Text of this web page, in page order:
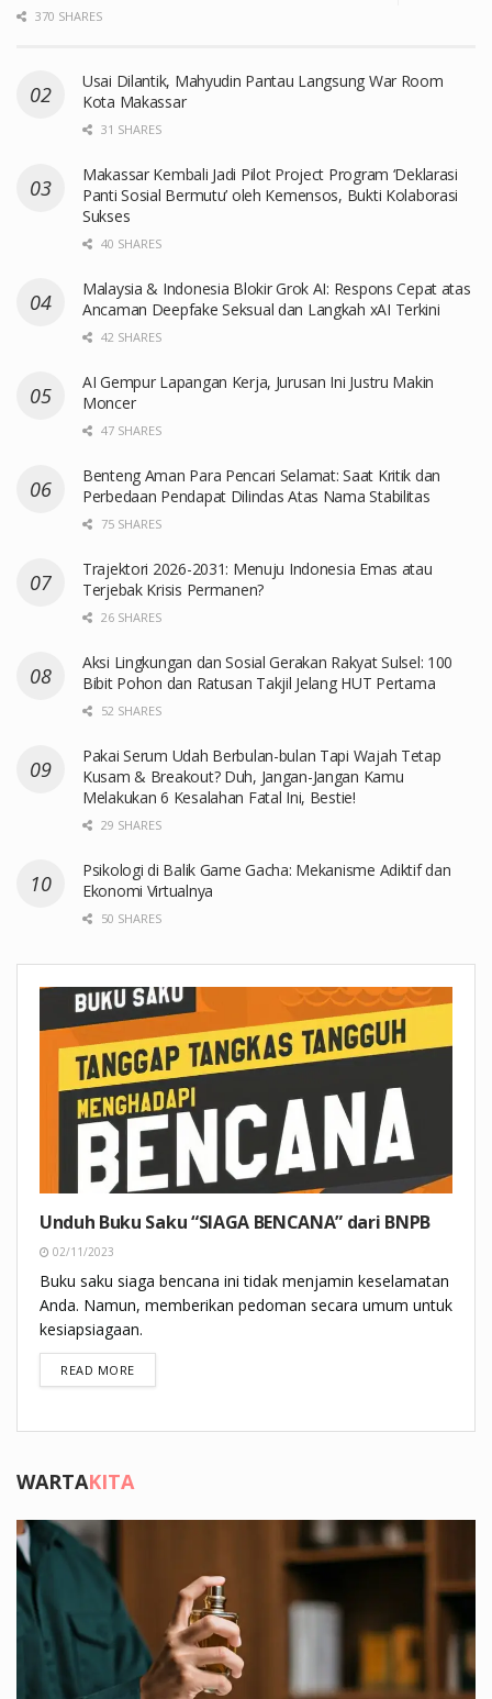
370 SHARES
Usai Dilantik, Mahyudin Pantau Langsung War Room
Kota Makassar
31 SHARES
Makassar Kembali Jadi Pilot Project Program ‘Deklarasi
Panti Sosial Bermutu’ oleh Kemensos, Bukti Kolaborasi
Sukses
40 SHARES
Malaysia & Indonesia Blokir Grok AI: Respons Cepat atas
Ancaman Deepfake Seksual dan Langkah xAI Terkini
42 SHARES
AI Gempur Lapangan Kerja, Jurusan Ini Justru Makin
Moncer
47 SHARES
Benteng Aman Para Pencari Selamat: Saat Kritik dan
Perbedaan Pendapat Dilindas Atas Nama Stabilitas
75 SHARES
Trajektori 2026-2031: Menuju Indonesia Emas atau
Terjebak Krisis Permanen?
26 SHARES
Aksi Lingkungan dan Sosial Gerakan Rakyat Sulsel: 100
Bibit Pohon dan Ratusan Takjil Jelang HUT Pertama
52 SHARES
Pakai Serum Udah Berbulan-bulan Tapi Wajah Tetap
Kusam & Breakout? Duh, Jangan-Jangan Kamu
Melakukan 6 Kesalahan Fatal Ini, Bestie!
29 SHARES
Psikologi di Balik Game Gacha: Mekanisme Adiktif dan
Ekonomi Virtualnya
50 SHARES
Unduh Buku Saku “SIAGA BENCANA” dari BNPB
02/11/2023
Buku saku siaga bencana ini tidak menjamin keselamatan
Anda. Namun, memberikan pedoman secara umum untuk
kesiapsiagaan.
READ MOREDETAILS
WARTAKITA